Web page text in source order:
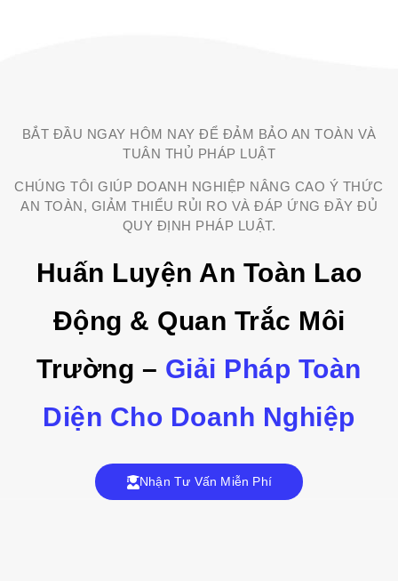
BẮT ĐẦU NGAY HÔM NAY ĐỂ ĐẢM BẢO AN TOÀN VÀ
TUÂN THỦ PHÁP LUẬT
CHÚNG TÔI GIÚP DOANH NGHIỆP NÂNG CAO Ý THỨC
AN TOÀN, GIẢM THIỂU RỦI RO VÀ ĐÁP ỨNG ĐẦY ĐỦ
QUY ĐỊNH PHÁP LUẬT.
Huấn Luyện An Toàn Lao
Động & Quan Trắc Môi
Trường – Giải Pháp Toàn
Diện Cho Doanh Nghiệp
Nhận Tư Vấn Miễn Phí